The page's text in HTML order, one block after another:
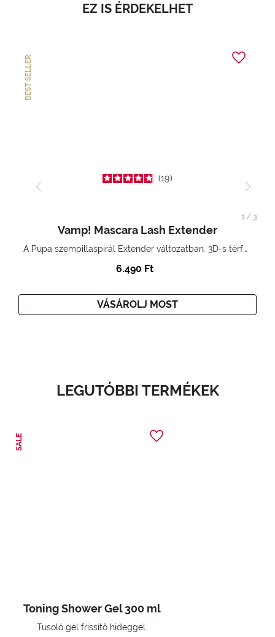
EZ IS ÉRDEKELHET
BEST SELLER
19
Vamp! Mascara Lash Extender
A Pupa szempillaspirál Extender változatban. 3D-s térfogatnövelő hatás. Hihetetlenül hosszú és göndör szempillák
6.490 Ft
VÁSÁROLJ MOST
1/ 3
LEGUTÓBBI TERMÉKEK
SALE
Toning Shower Gel 300 ml
Tusoló gél frissítő hideggel.